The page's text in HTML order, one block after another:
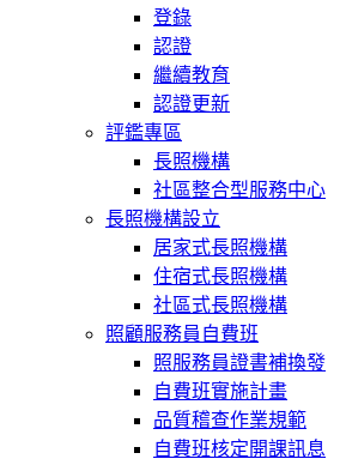
登錄
認證
繼續教育
認證更新
評鑑專區
長照機構
社區整合型服務中心
長照機構設立
居家式長照機構
住宿式長照機構
社區式長照機構
照顧服務員自費班
照服務員證書補換發
自費班實施計畫
品質稽查作業規範
自費班核定開課訊息